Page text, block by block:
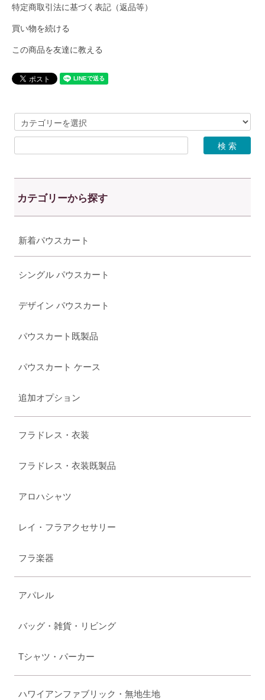
特定商取引法に基づく表記（返品等）
買い物を続ける
この商品を友達に教える
カテゴリーから探す
新着パウスカート
シングル パウスカート
デザイン パウスカート
パウスカート既製品
パウスカート ケース
追加オプション
フラドレス・衣装
フラドレス・衣装既製品
アロハシャツ
レイ・フラアクセサリー
フラ楽器
アパレル
バッグ・雑貨・リビング
Tシャツ・パーカー
ハワイアンファブリック・無地生地